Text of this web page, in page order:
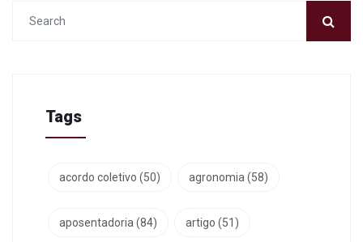
Tags
acordo coletivo (50) agronomia (58)
aposentadoria (84) artigo (51)